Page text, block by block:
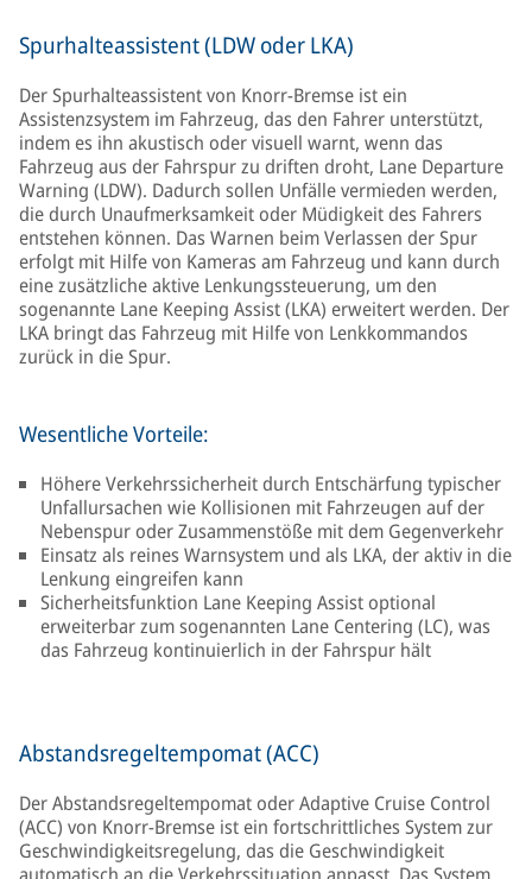
Spurhalteassistent (LDW oder LKA)
Der Spurhalteassistent von Knorr-Bremse ist ein
Assistenzsystem im Fahrzeug, das den Fahrer unterstützt,
indem es ihn akustisch oder visuell warnt, wenn das
Fahrzeug aus der Fahrspur zu driften droht, Lane Departure
Warning (LDW). Dadurch sollen Unfälle vermieden werden,
die durch Unaufmerksamkeit oder Müdigkeit des Fahrers
entstehen können. Das Warnen beim Verlassen der Spur
erfolgt mit Hilfe von Kameras am Fahrzeug und kann durch
eine zusätzliche aktive Lenkungssteuerung, um den
sogenannte Lane Keeping Assist (LKA) erweitert werden. Der
LKA bringt das Fahrzeug mit Hilfe von Lenkkommandos
zurück in die Spur.
Wesentliche Vorteile:
Höhere Verkehrssicherheit durch Entschärfung typischer
Unfallursachen wie Kollisionen mit Fahrzeugen auf der
Nebenspur oder Zusammenstöße mit dem Gegenverkehr
Einsatz als reines Warnsystem und als LKA, der aktiv in die
Lenkung eingreifen kann
Sicherheitsfunktion Lane Keeping Assist optional
erweiterbar zum sogenannten Lane Centering (LC), was
das Fahrzeug kontinuierlich in der Fahrspur hält
Abstandsregeltempomat (ACC)
Der Abstandsregeltempomat oder Adaptive Cruise Control
(ACC) von Knorr-Bremse ist ein fortschrittliches System zur
Geschwindigkeitsregelung, das die Geschwindigkeit